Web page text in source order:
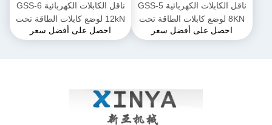
ناقل الكابلات الكهربائية GSS-5
8KN لوضع كابلات الطاقة تحت
الأرض
احصل على أفضل سعر
ناقل الكابلات الكهربائية GSS-6
12kN لوضع كابلات الطاقة تحت
الأرض
احصل على أفضل سعر